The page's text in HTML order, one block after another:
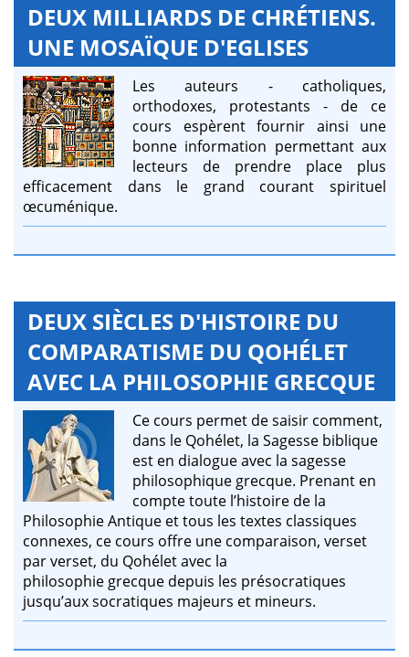
DEUX MILLIARDS DE CHRÉTIENS.
UNE MOSAÏQUE D'EGLISES
Les auteurs - catholiques,
orthodoxes, protestants - de ce
cours espèrent fournir ainsi une
bonne information permettant aux
lecteurs de prendre place plus
efficacement dans le grand courant spirituel
œcuménique.
DEUX SIÈCLES D'HISTOIRE DU
COMPARATISME DU QOHÉLET
AVEC LA PHILOSOPHIE GRECQUE
Ce cours permet de saisir comment,
dans le Qohélet, la Sagesse biblique
est en dialogue avec la sagesse
philosophique grecque. Prenant en
compte toute l’histoire de la
Philosophie Antique et tous les textes classiques
connexes, ce cours offre une comparaison, verset
par verset, du Qohélet avec la
philosophie grecque depuis les présocratiques
jusqu’aux socratiques majeurs et mineurs.